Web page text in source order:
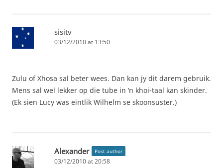
sisitv
03/12/2010 at 13:50
Zulu of Xhosa sal beter wees. Dan kan jy dit darem gebruik.
Mens sal wel lekker op die tube in ‘n khoi-taal kan skinder.
(Ek sien Lucy was eintlik Wilhelm se skoonsuster.)
Alexander Post author
03/12/2010 at 20:58